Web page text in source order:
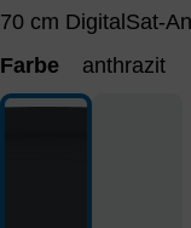
70 cm DigitalSat-
Farbe
anthrazit